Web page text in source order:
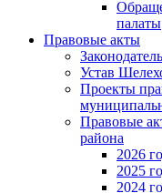
палаты
Правовые акты
Устав
Проекты
Правовые
района
2026
2025
2024